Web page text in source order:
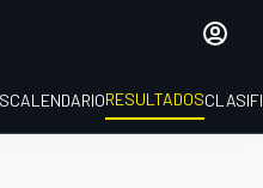
CALENDARIORESULTADOS